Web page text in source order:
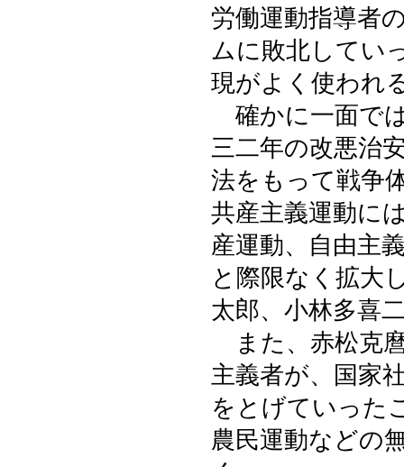
労働運動指導者
ムに敗北してい
現がよく使われ
確かに一面で
三二年の改悪治
法をもって戦争
共産主義運動に
産運動、自由主
と際限なく拡大
太郎、小林多喜
また、赤松克
主義者が、国家
をとげていった
農民運動などの